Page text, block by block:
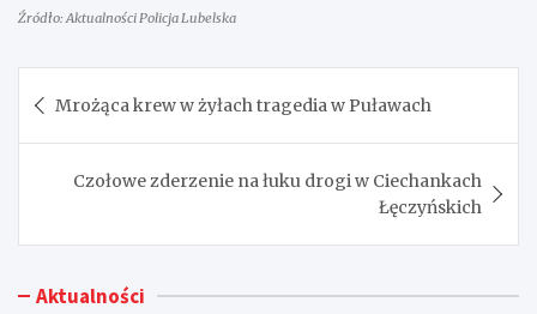
Źródło: Aktualności Policja Lubelska
wpisu
Mrożąca krew w żyłach tragedia w Puławach
Czołowe zderzenie na łuku drogi w Ciechankach
Łęczyńskich
Aktualności